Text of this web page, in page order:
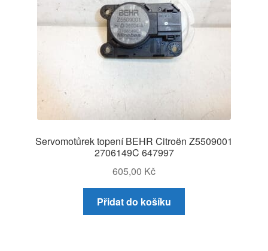
Servomotůrek topení BEHR Citroën Z5509001
2706149C 647997
605,00 Kč
Přidat do košíku